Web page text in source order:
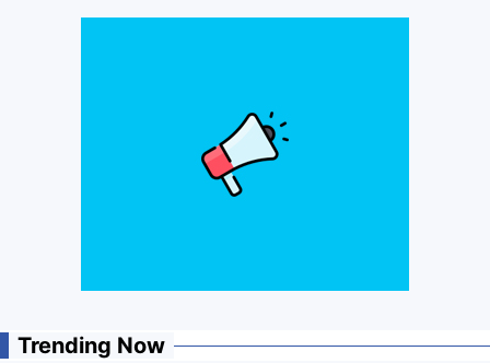
Trending Now